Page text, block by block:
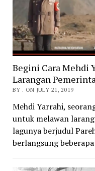
Begini Cara Mehdi
Larangan
BY . ON JULY 21, 2019
Mehdi Yarrahi,
untuk melawan
lagunya berjudul
berlangsung